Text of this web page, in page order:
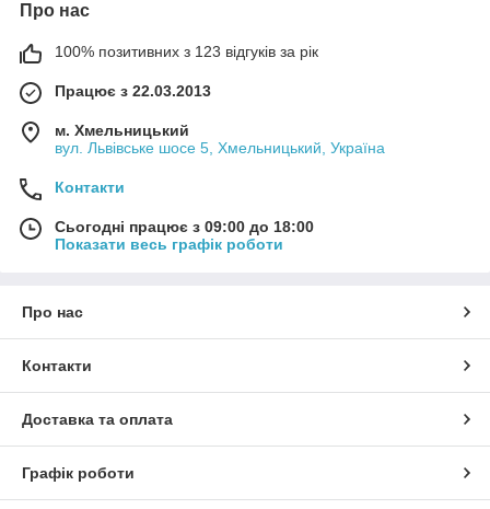
Про нас
100% позитивних з 123 відгуків за рік
Працює з 22.03.2013
м. Хмельницький
вул. Львівське шосе 5, Хмельницький, Україна
Контакти
Сьогодні працює з 09:00 до 18:00
Показати весь графік роботи
Про нас
Контакти
Доставка та оплата
Графік роботи